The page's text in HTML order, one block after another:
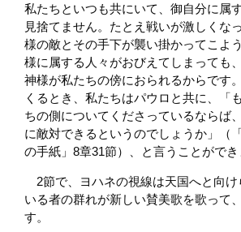
私たちといつも共にいて、御自分に属
見捨てません。たとえ戦いが激しくな
様の敵とその手下が襲い掛かってこよ
様に属する人々がおびえてしまっても
神様が私たちの傍におられるからです
くるとき、私たちはパウロと共に、「
ちの側についてくださっているならば
に敵対できるというのでしょうか」（
の手紙」8章31節）、と言うことができ
2節で、ヨハネの視線は天国へと向け
いる者の群れが新しい賛美歌を歌って
す。